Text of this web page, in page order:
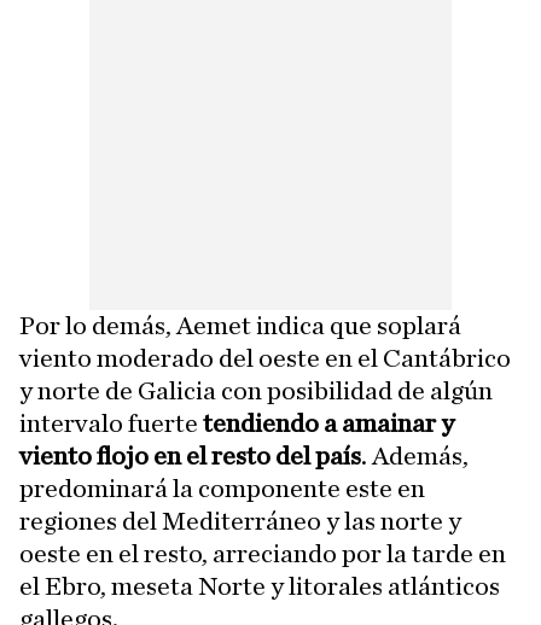
Por lo demás, Aemet indica que soplará
viento moderado del oeste en el Cantábrico
y norte de Galicia con posibilidad de algún
intervalo fuerte tendiendo a amainar y
viento flojo en el resto del país. Además,
predominará la componente este en
regiones del Mediterráneo y las norte y
oeste en el resto, arreciando por la tarde en
el Ebro, meseta Norte y litorales atlánticos
gallegos.